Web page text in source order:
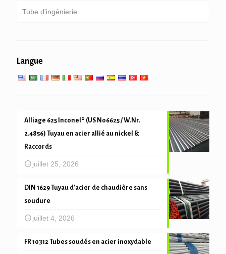
Tubes galvanisés
Chaudière, échangeur de chaleur, condenseur &
Tube d'ingénierie
mécanique du tube et de précision
Langue
Alliage 625 Inconel® (US N06625 / W.Nr.
2.4856) Tuyau en acier allié au nickel &
Raccords
juillet 25, 2026
DIN 1629 Tuyau d'acier de chaudière sans
soudure
juillet 4, 2026
FR 10312 Tubes soudés en acier inoxydable